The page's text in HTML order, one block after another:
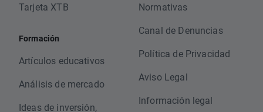
Tarjeta XTB
Formación
Artículos educativos
Análisis de mercado
Ideas de inversión,
Normativas
Canal de Denuncias
Política de Privacidad
Aviso Legal
Información legal